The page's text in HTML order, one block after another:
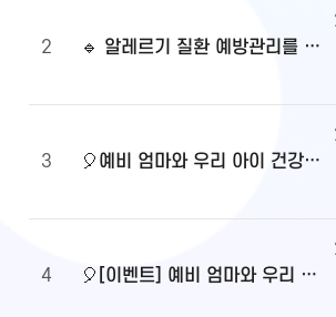
2 🔹 알레르기 질환 예방관리를 위한 알자내몸 이벤트
3 🎈예비 엄마와 우리 아이 건강정보, 무엇이든 물어보세요!🎈당첨자 발표
4 🎈[이벤트] 예비 엄마와 우리 아이 건강정보, 무엇이든 물어보세요!🎈